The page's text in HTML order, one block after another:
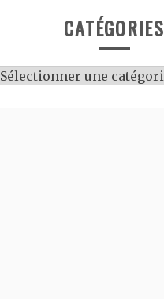
CATÉGORIES
Catégories